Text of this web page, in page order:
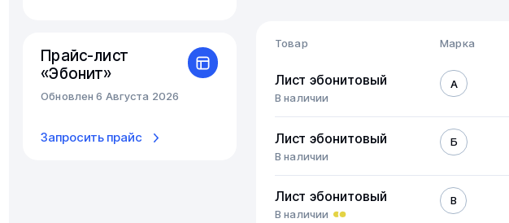
Прайс-лист
«Эбонит»
Обновлен 6 Августа 2026
Запросить прайс
Товар Марка
Лист эбонитовый
В наличии
А
Лист эбонитовый
В наличии
Б
Лист эбонитовый
В наличии
В